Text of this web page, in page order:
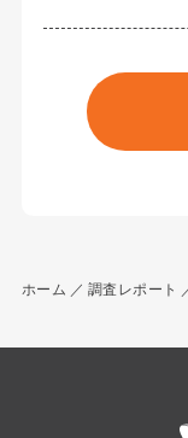
ホーム 調査レポート